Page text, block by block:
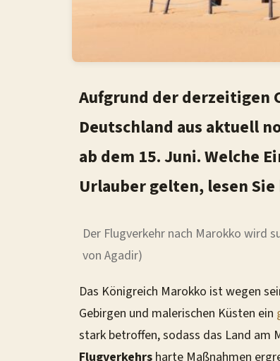
Aufgrund der derzeitigen
Deutschland aus aktuell
ab dem 15. Juni. Welche
Urlauber gelten, lesen Sie
Der Flugverkehr nach Marokko wird
von Agadir)
Das Königreich Marokko ist wegen
Gebirgen und malerischen Küsten ein
stark betroffen, sodass das Land am
Flugverkehrs harte Maßnahmen